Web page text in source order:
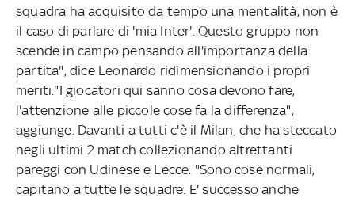
squadra ha acquisito da tempo una mentalità, non è
il caso di parlare di 'mia Inter'. Questo gruppo non
scende in campo pensando all'importanza della
partita", dice Leonardo ridimensionando i propri
meriti."I giocatori qui sanno cosa devono fare,
l'attenzione alle piccole cose fa la differenza",
aggiunge. Davanti a tutti c'è il Milan, che ha steccato
negli ultimi 2 match collezionando altrettanti
pareggi con Udinese e Lecce. "Sono cose normali,
capitano a tutte le squadre. E' successo anche